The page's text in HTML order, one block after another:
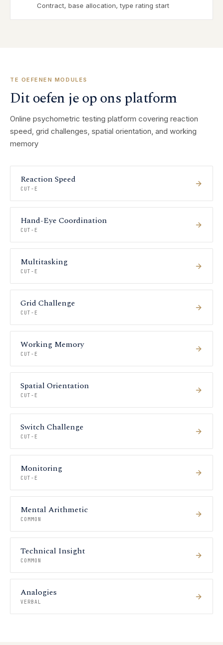
Contract, base allocation, type rating start
TE OEFENEN MODULES
Dit oefen je op ons platform
Online psychometric testing platform covering reaction
speed, grid challenges, spatial orientation, and working
memory
Reaction Speed
CUT-E
Hand-Eye Coordination
CUT-E
Multitasking
CUT-E
Grid Challenge
CUT-E
Working Memory
CUT-E
Spatial Orientation
CUT-E
Switch Challenge
CUT-E
Monitoring
CUT-E
Mental Arithmetic
COMMON
Technical Insight
COMMON
Analogies
VERBAL